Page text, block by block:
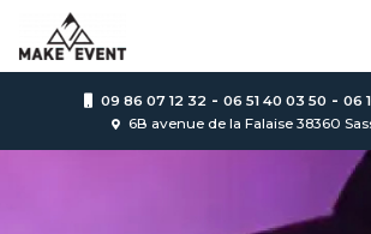
contenu
principal
09 86 07 12 32 - 06 51 40 03 50 - 06
6B avenue de la Falaise 38360